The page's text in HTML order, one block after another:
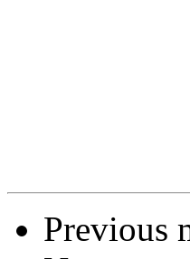
Previous